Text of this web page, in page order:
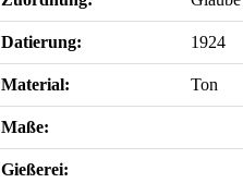
Datierung: 1924
Material: Ton
Maße:
Gießerei: